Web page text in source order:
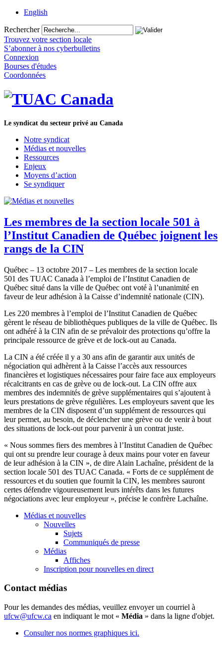
English
Rechercher
Trouvez votre section locale
S’abonner à nos cyberbulletins
Connexion
Bourses d'études
Coordonnées
Le syndicat du secteur privé au Canada
Notre syndicat
Médias et nouvelles
Ressources
Enjeux
Moyens d’action
Se syndiquer
Les membres de la section locale 501 à
l’Institut Canadien de Québec joignent les
rangs de la CIN
Québec – 13 octobre 2017 – Les membres de la section locale
501 des TUAC Canada à l’emploi de l’Institut Canadien de
Québec situé dans la ville de Québec ont voté à l’unanimité en
faveur de leur adhésion à la Caisse d’indemnité nationale (CIN).
Les 220 membres à l’emploi de l’Institut Canadien de Québec
gèrent le réseau de bibliothèques publiques de la ville de Québec. Ils
ont adhéré à la CIN afin de se prévaloir des protections qu’offre la
principale ressource de grève et de lock-out au Canada.
La CIN a été créée il y a 30 ans afin de garantir aux unités de
négociation qui adhèrent à la Caisse l’accès aux ressources
financières et logistiques nécessaires pour faire face aux employeurs
récalcitrants en cas de grève ou de lock-out. La CIN offre aux
membres des indemnités de grève supplémentaires qui s’ajoutent à
leurs prestations de grève régulières. Les employeurs savent que les
membres de la CIN disposent d’un supplément de ressources qui
leur permet, au besoin, de déclencher une grève ou de venir à bout
des situations de lock-out pour parvenir à un contrat juste.
« Nous sommes fiers des membres à l’Institut Canadien de Québec
qui ont su prendre leur courage à deux mains pour voter en faveur
de leur adhésion à la CIN », de dire Alain Lachaîne, président de la
section locale 501 des TUAC Canada. « Forts de ce supplément de
ressources et du soutien que fournit la CIN, les membres sauront
certes défendre vigoureusement leurs intérêts dans les futures
négociations avec leur employeur », précise le confrère Lachaîne.
Médias et nouvelles
Nouvelles
Sujets
Communiqués de presse
Médias
Affiches
Inscription pour nouvelles en direct
Contact médias
Pour les demandes des médias, veuillez envoyer un courriel à
ufcw@ufcw.ca en indiquant le mot « Média » dans la ligne d'objet.
Consulter nos normes graphiques ici.